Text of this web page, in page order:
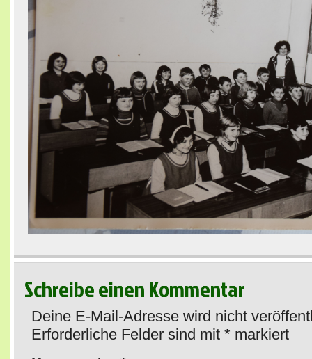
Schreibe einen Kommentar
Deine E-Mail-Adresse wird nicht
Erforderliche Felder sind mit * markiert